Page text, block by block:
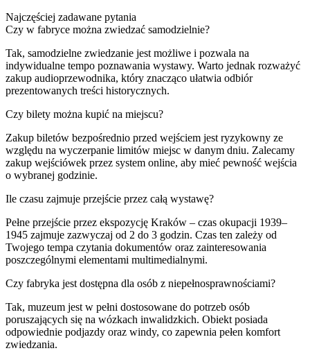
Najczęściej zadawane pytania
Czy w fabryce można zwiedzać samodzielnie?
Tak, samodzielne zwiedzanie jest możliwe i pozwala na
indywidualne tempo poznawania wystawy. Warto jednak rozważyć
zakup audioprzewodnika, który znacząco ułatwia odbiór
prezentowanych treści historycznych.
Czy bilety można kupić na miejscu?
Zakup biletów bezpośrednio przed wejściem jest ryzykowny ze
względu na wyczerpanie limitów miejsc w danym dniu. Zalecamy
zakup wejściówek przez system online, aby mieć pewność wejścia
o wybranej godzinie.
Ile czasu zajmuje przejście przez całą wystawę?
Pełne przejście przez ekspozycję Kraków – czas okupacji 1939–
1945 zajmuje zazwyczaj od 2 do 3 godzin. Czas ten zależy od
Twojego tempa czytania dokumentów oraz zainteresowania
poszczególnymi elementami multimedialnymi.
Czy fabryka jest dostępna dla osób z niepełnosprawnościami?
Tak, muzeum jest w pełni dostosowane do potrzeb osób
poruszających się na wózkach inwalidzkich. Obiekt posiada
odpowiednie podjazdy oraz windy, co zapewnia pełen komfort
zwiedzania.